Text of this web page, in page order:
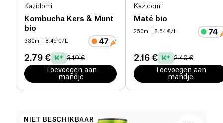
Kazidomi
Kombucha Kers & Munt
bio
330ml | 8.45 €/L
2.79 € 3.10 €
Toevoegen aan
mandje
Kazidomi
Maté bio
250ml | 8.64 €/L
2.16 € 2.40 €
Toevoegen aan
mandje
NIET BESCHIKBAAR